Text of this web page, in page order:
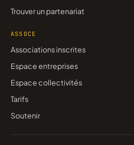
Trouver un partenariat
ASSOCE
Associations inscrites
Espace entreprises
Espace collectivités
Tarifs
Soutenir